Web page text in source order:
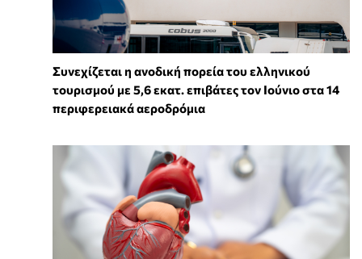
Συνεχίζεται η ανοδική πορεία του ελληνικού
τουρισμού με 5,6 εκατ. επιβάτες τον Ιούνιο στα 14
περιφερειακά αεροδρόμια